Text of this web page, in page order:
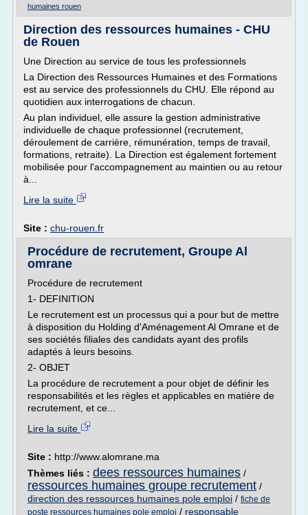
humaines rouen
Direction des ressources humaines - CHU
de Rouen
Une Direction au service de tous les professionnels
La Direction des Ressources Humaines et des Formations
est au service des professionnels du CHU. Elle répond au
quotidien aux interrogations de chacun.
Au plan individuel, elle assure la gestion administrative
individuelle de chaque professionnel (recrutement,
déroulement de carrière, rémunération, temps de travail,
formations, retraite). La Direction est également fortement
mobilisée pour l'accompagnement au maintien ou au retour
à...
Lire la suite
Site : chu-rouen.fr
Procédure de recrutement, Groupe Al
omrane
Procédure de recrutement
1- DEFINITION
Le recrutement est un processus qui a pour but de mettre
à disposition du Holding d'Aménagement Al Omrane et de
ses sociétés filiales des candidats ayant des profils
adaptés à leurs besoins.
2- OBJET
La procédure de recrutement a pour objet de définir les
responsabilités et les règles et applicables en matière de
recrutement, et ce...
Lire la suite
Site : http://www.alomrane.ma
Thèmes liés : dees ressources humaines /
ressources humaines groupe recrutement /
direction des ressources humaines pole emploi / fiche de
poste ressources humaines pole emploi / responsable